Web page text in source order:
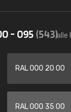
- 095 (543)alle
RAL 000 20 00
RAL 000 35 00